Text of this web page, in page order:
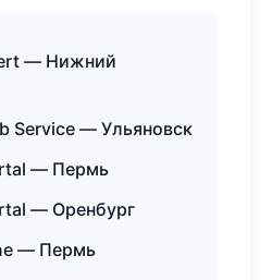
— Нижний
Service — Ульяновск
— Пермь
— Оренбург
— Пермь